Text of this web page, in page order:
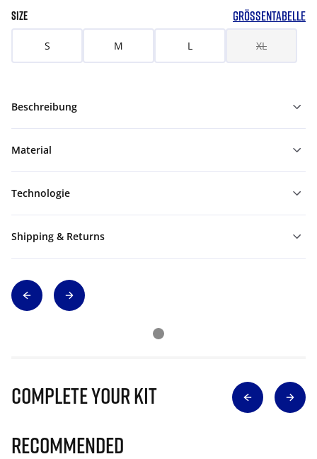
SIZE GRÖSSENTABELLE
S M L XL
Beschreibung
Material
Technologie
Shipping & Returns
Complete Your Kit
Recommended